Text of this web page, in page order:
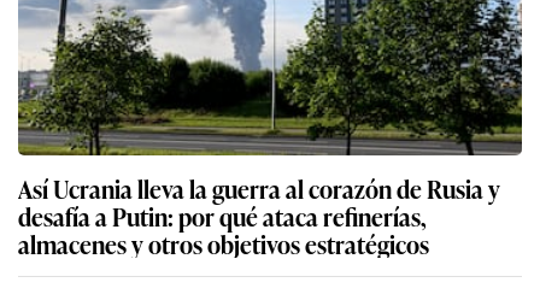
Así Ucrania lleva la guerra al corazón de Rusia y
desafía a Putin: por qué ataca refinerías,
almacenes y otros objetivos estratégicos